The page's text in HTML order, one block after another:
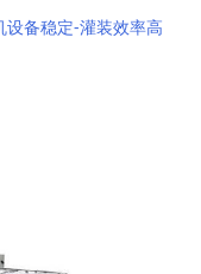
备稳定-灌装效率高